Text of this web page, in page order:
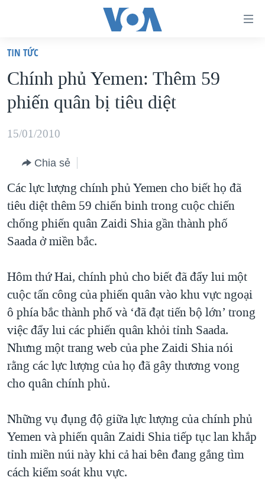
truy
cập
Tới
dung
chính
điều
hướng
chính
Đi
"Tìm"
VIỆT NAM
HOA KỲ
BIỂN ĐÔNG
BLOG
DIỄN ĐÀN
MỤC
TỰ DO BÁO CHÍ
NGƯỜI VIỆT HẢI NGOẠI
ĐỜI SỐNG
KHOA HỌC
SỨC KHOẺ
VĂN HOÁ
GIÁO DỤC
CHUYÊN ĐỀ
HÀNH TRÌNH BẦU CỬ 2024
MỘT NĂM CHIẾN TRANH TẠI DẢI GAZA
GIẢI MÃ VÀNH ĐAI & CON ĐƯỜNG
NGÀY TỊ NẠN THẾ GIỚI
TRỊNH VĨNH BÌNH - NGƯỜI HẠ 'BÊN THẮNG CUỘC'
CHI PHÍ CHIẾN TRANH AFGHANISTAN
CÁC GIÁ TRỊ CỘNG HÒA Ở VIỆT NAM
THƯỢNG ĐỈNH TRUMP-KIM TẠI VIỆT NAM
TRỊNH VĨNH BÌNH VS. CHÍNH PHỦ VIỆT NAM
VIDEO
NGHE
MẠNG XÃ HỘI
Ngôn ngữ khác
TIN TỨC
Chính phủ Yemen: Thêm 59
phiến quân bị tiêu diệt
15/01/2010
Chia sẻ
Các lực lượng chính phủ Yemen cho biết họ đã
tiêu diệt thêm 59 chiến binh trong cuộc chiến
chống phiến quân Zaidi Shia gần thành phố
Saada ở miền bắc.
Hôm thứ Hai, chính phủ cho biết đã đẩy lui một
cuộc tấn công của phiến quân vào khu vực ngoại
ô phía bắc thành phố và ‘đã đạt tiến bộ lớn’ trong
việc đẩy lui các phiến quân khỏi tỉnh Saada.
Nhưng một trang web của phe Zaidi Shia nói
rằng các lực lượng của họ đã gây thương vong
cho quân chính phủ.
Những vụ đụng độ giữa lực lượng của chính phủ
Yemen và phiến quân Zaidi Shia tiếp tục lan khắp
tỉnh miền núi này khi cả hai bên đang gắng tìm
cách kiểm soát khu vực.